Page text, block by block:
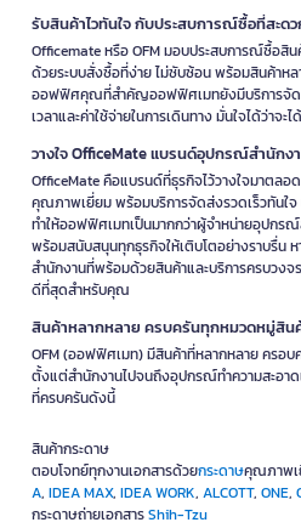
รับสินค้าไวทันใจ กับประสบการณ์ซื้อที่สะด
Officemate หรือ OFM มอบประสบการณ์ซื้อสิน
ด้วยระบบสั่งซื้อที่ง่าย ไม่ซับซ้อน พร้อมสินค้าห
ออฟฟิศคุณที่สำคัญออฟฟิศเมทยังมีบริการจัด
เวลาและค่าใช้จ่ายในการเดินทาง มั่นใจได้ว่าจ
วางใจ OfficeMate แบรนด์อุปกรณ์สำนัก
OfficeMate คือแบรนด์ที่ธุรกิจไว้วางใจมาตล
คุณภาพเยี่ยม พร้อมบริการจัดส่งรวดเร็วทันใจ
ทำให้ออฟฟิศเมทเป็นมากกว่าผู้จำหน่ายอุปกรณ์
พร้อมสนับสนุนทุกธุรกิจให้เติบโตอย่างราบรื่น
สำนักงานที่พร้อมด้วยสินค้าและบริการครบวงจ
ดีที่สุดสำหรับคุณ
สินค้าหลากหลาย ครบครันทุกหมวดหมู่สิน
OFM (ออฟฟิศเมท) มีสินค้าที่หลากหลาย ครอ
ตั้งแต่สำนักงานไปจนถึงอุปกรณ์ทำความสะอา
ที่ครบครันดังนี้
สินค้ากระดาษ
ตอบโจทย์ทุกงานเอกสารด้วยกระดาษคุณภาพเ
A, IDEA MAX, IDEA WORK, ALCOTT, ONE,
กระดาษถ่ายเอกสารShih-Tzu